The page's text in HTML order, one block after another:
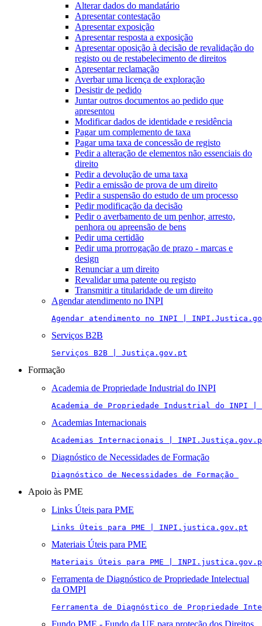
Alterar dados do mandatário
Apresentar contestação
Apresentar exposição
Apresentar resposta a exposição
Apresentar oposição à decisão de revalidação do
registo ou de restabelecimento de direitos
Apresentar reclamação
Averbar uma licença de exploração
Desistir de pedido
Juntar outros documentos ao pedido que
apresentou
Modificar dados de identidade e residência
Pagar um complemento de taxa
Pagar uma taxa de concessão de registo
Pedir a alteração de elementos não essenciais do
direito
Pedir a devolução de uma taxa
Pedir a emissão de prova de um direito
Pedir a suspensão do estudo de um processo
Pedir modificação da decisão
Pedir o averbamento de um penhor, arresto,
penhora ou apreensão de bens
Pedir uma certidão
Pedir uma prorrogação de prazo - marcas e
design
Renunciar a um direito
Revalidar uma patente ou registo
Transmitir a titularidade de um direito
Agendar atendimento no INPI
Agendar atendimento no INPI |
Serviços B2B
Serviços B2B | Justiça.gov.pt
Formação
Academia de Propriedade Industrial do INPI
Academia de Propriedade Industrial do INPI
Academias Internacionais
Academias Internacionais |
Diagnóstico de Necessidades de Formação
Diagnóstico de Necessidades de Formação
Apoio às PME
Links Úteis para PME
Links Úteis para PME | INPI.justica.gov.pt
Materiais Úteis para PME
Materiais Úteis para PME |
Ferramenta de Diagnóstico de Propriedade Intelectual
da OMPI
Ferramenta de Diagnóstico de Propriedade
Fundo PME - Fundo da UE para proteção dos Direitos